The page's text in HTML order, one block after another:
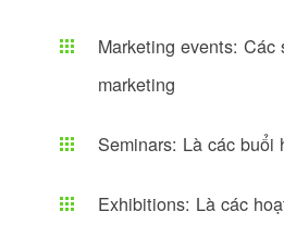
Marketing events:
marketing
Seminars: Là các buổi
Exhibitions: Là các